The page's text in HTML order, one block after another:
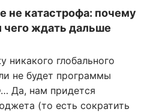
не катастрофа: почему
чего ждать дальше
никакого глобального
не будет программы
Да, нам придется
(то есть сократить